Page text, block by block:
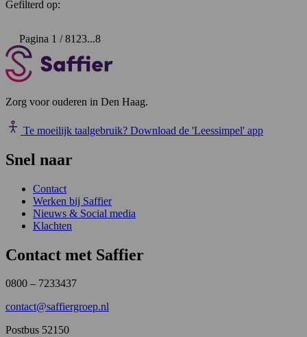
Gefilterd op:
Pagina 1 / 81 23...8
Zorg voor ouderen in Den Haag.
Te moeilijk taalgebruik? Download de 'Leessimpel' app
Snel naar
Contact
Werken bij Saffier
Nieuws & Social media
Klachten
Contact met Saffier
0800 – 7233437
contact@saffiergroep.nl
Postbus 52150